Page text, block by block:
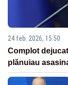
24 feb. 2026, 15:50
Complot
plănuiau